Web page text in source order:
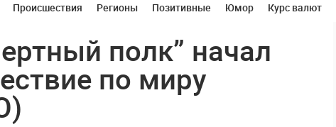
Происшествия Регионы Позитивные Юмор Курс валют
полк” начал
по миру